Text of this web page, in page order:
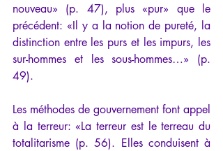
nouveau» (p. 47), plus «pur» que le
précédent: «Il y a la notion de pureté, la
distinction entre les purs et les impurs, les
sur-hommes et les sous-hommes…» (p.
49).
Les méthodes de gouvernement font appel
à la terreur: «La terreur est le terreau du
totalitarisme (p. 56). Elles conduisent à